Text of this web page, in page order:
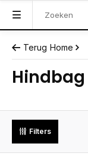
Terug Home
Hindbag
Filters